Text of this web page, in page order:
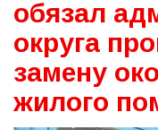
обязал
округа
замену
жилого